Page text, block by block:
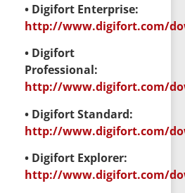
• Digifort Enterprise:
http://www.digifort.com/
• Digifort
Professional:
http://www.digifort.com/
• Digifort Standard:
http://www.digifort.com/
• Digifort Explorer:
http://www.digifort.com/